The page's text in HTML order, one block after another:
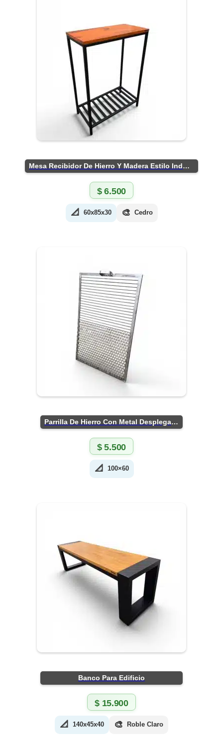
Mesa Recibidor De Hierro Y Madera Estilo Industrial
$6.500
📐 60x85x30 🎨 Cedro
Parrilla De Hierro Con Metal Desplegado
$5.500
📐 100×60
Banco Para Edificio
$15.900
📐 140x45x40 🎨 Roble Claro